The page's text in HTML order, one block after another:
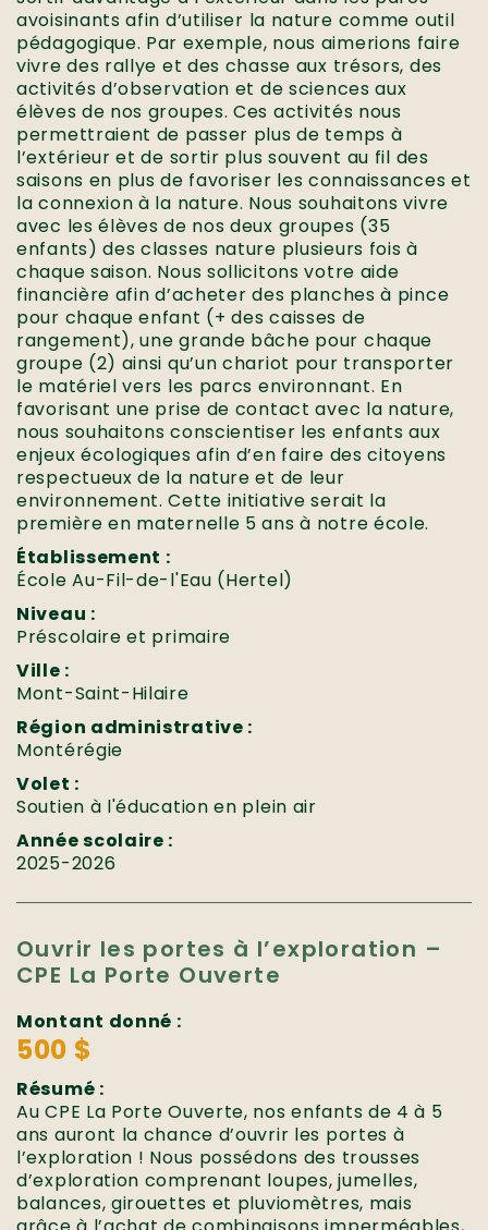
avoisinants afin d’utiliser la nature comme outil
pédagogique. Par exemple, nous aimerions faire
vivre des rallye et des chasse aux trésors, des
activités d’observation et de sciences aux
élèves de nos groupes. Ces activités nous
permettraient de passer plus de temps à
l’extérieur et de sortir plus souvent au fil des
saisons en plus de favoriser les connaissances et
la connexion à la nature. Nous souhaitons vivre
avec les élèves de nos deux groupes (35
enfants) des classes nature plusieurs fois à
chaque saison. Nous sollicitons votre aide
financière afin d’acheter des planches à pince
pour chaque enfant (+ des caisses de
rangement), une grande bâche pour chaque
groupe (2) ainsi qu’un chariot pour transporter
le matériel vers les parcs environnant. En
favorisant une prise de contact avec la nature,
nous souhaitons conscientiser les enfants aux
enjeux écologiques afin d’en faire des citoyens
respectueux de la nature et de leur
environnement. Cette initiative serait la
première en maternelle 5 ans à notre école.
Établissement :
École Au-Fil-de-l'Eau (Hertel)
Niveau :
Préscolaire et primaire
Ville :
Mont-Saint-Hilaire
Région administrative :
Montérégie
Volet :
Soutien à l'éducation en plein air
Année scolaire :
2025-2026
Ouvrir les portes à l’exploration –
CPE La Porte Ouverte
Montant donné :
500 $
Résumé :
Au CPE La Porte Ouverte, nos enfants de 4 à 5
ans auront la chance d’ouvrir les portes à
l’exploration ! Nous possédons des trousses
d’exploration comprenant loupes, jumelles,
balances, girouettes et pluviomètres, mais